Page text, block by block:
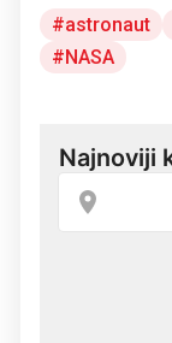
astronaut
NASA